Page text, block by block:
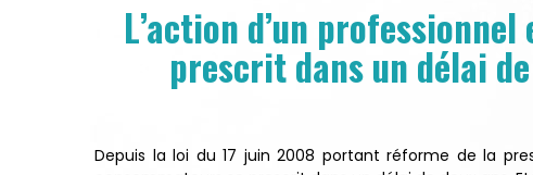
L’action d’un
prescrit dans un délai
Depuis la loi du 17 juin 2008 portant réforme de la